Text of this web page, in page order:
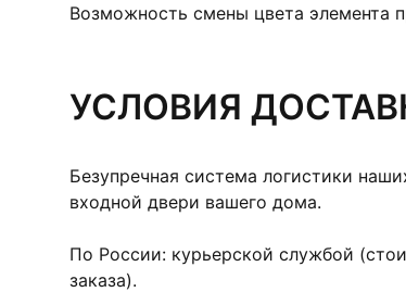
Возможность смены цвета элемента
УСЛОВИЯ
Безупречная система логистики
входной двери вашего дома.
По России: курьерской службой
заказа).